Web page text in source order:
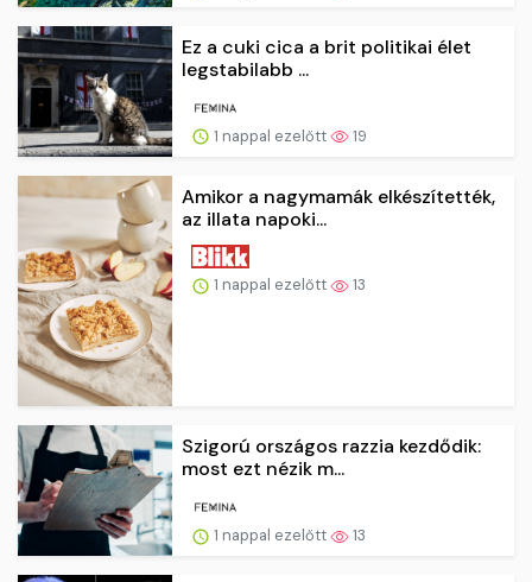
Ez a cuki cica a brit politikai élet
legstabilabb ...
1 nappal ezelőtt 19
Amikor a nagymamák elkészítették,
az illata napoki...
1 nappal ezelőtt 13
Szigorú országos razzia kezdődik:
most ezt nézik m...
1 nappal ezelőtt 13